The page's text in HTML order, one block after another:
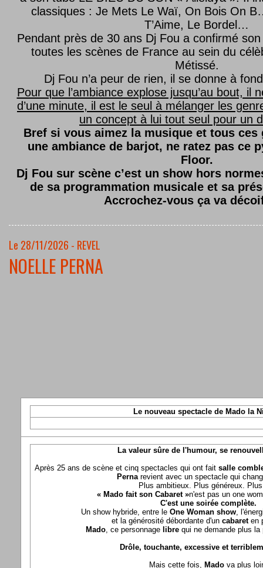
classiques : Je Mets Le Waï, On Bois On
T’Aime, Le Bordel…
Pendant près de 30 ans Dj Fou a confirmé son
toutes les scènes de France au sein du
Métissé.
Dj Fou n’a peur de rien, il se donne à
Pour que l’ambiance explose jusqu’au bout, il
d’une minute, il est le seul à mélanger les
un concept à lui tout seul pour un
Bref si vous aimez la musique et tous ces
une ambiance de barjot, ne ratez pas ce
Floor.
Dj Fou sur scène c’est un show hors
de sa programmation musicale et sa
Accrochez-vous ça va
Le 28/11/2026 - REVEL
NOELLE PERNA
Le nouveau spectacle de Mado la
La valeur sûre de l'humour, se
Après 25 ans de scène et cinq spectacles qui ont fait salle
Pernarevient avec un spectacle qui
Plus ambitieux. Plus généreux.
« Mado fait son Cabaret »n'est pas un one
C'est une soirée complète.
Un show hybride, entre le One Woman show,
et la générosité débordante d'un cabaret en
Mado, ce personnage librequi ne demande plus la
Drôle, touchante, excessive et
Mais cette fois, Mado va plus